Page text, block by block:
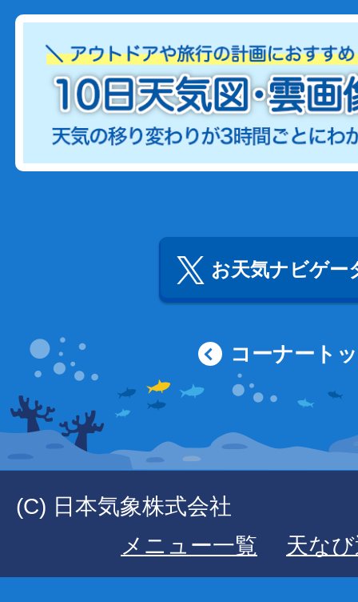
お天気ナビゲー
コーナート
(C) 日本気象株式会社
メニュー一覧
天な